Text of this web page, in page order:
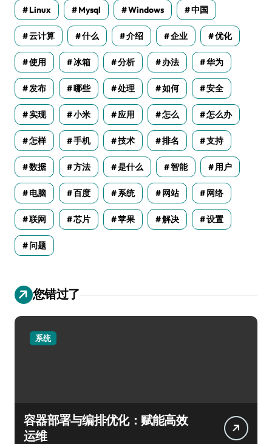
Linux Mysql Windows 中国
云计算 什么 介绍 企业 优化
使用 冰箱 分析 办法 华为
发布 哪些 处理 如何 安全
实现 小米 应用 怎么 怎么办
怎样 手机 技术 排名 支持
数据 方法 是什么 智能 用户
电脑 百度 系统 网站 网络
联网 芯片 苹果 解决 设置
问题
您错过了
系统
容器部署与编排优化：赋能高效
运维